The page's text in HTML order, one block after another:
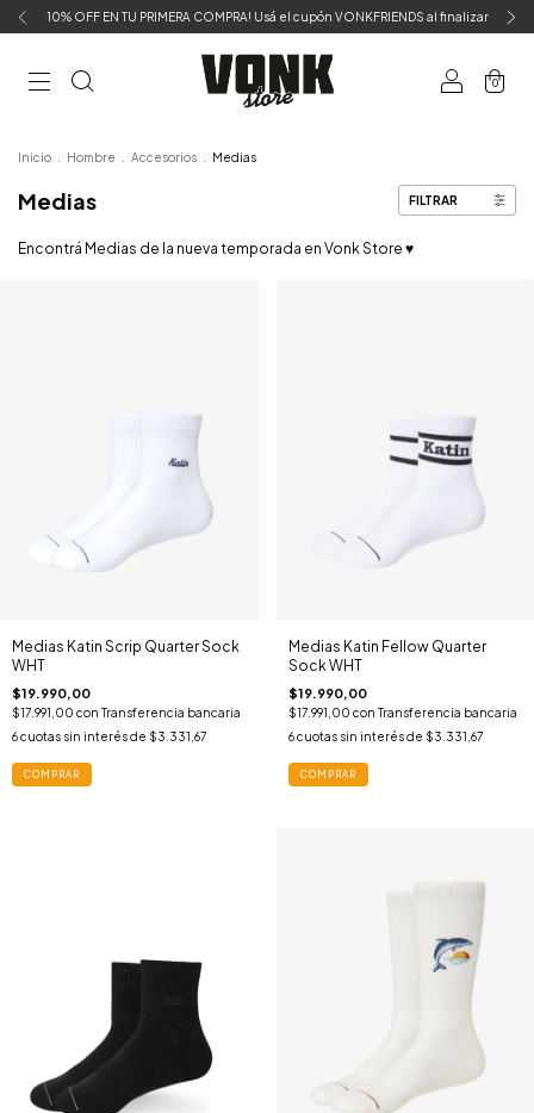
10% OFF EN TU PRIMERA COMPRA! Usá el cupón VONKFRIENDS al finalizar
0
Inicio Hombre Accesorios Medias
Medias FILTRAR
Encontrá Medias de la nueva temporada en Vonk Store ♥
Medias Katin Scrip Quarter Sock
WHT
$19.990,00
$17.991,00 con Transferencia bancaria
6cuotas sin interés de $3.331,67
COMPRAR
Medias Katin Fellow Quarter
Sock WHT
$19.990,00
$17.991,00 con Transferencia bancaria
6 cuotas sin interés de $3.331,67
COMPRAR